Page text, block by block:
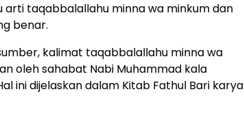
arti taqabbalallahu minna wa minkum dan
benar.
kalimat taqabbalallahu minna wa
oleh sahabat Nabi Muhammad kala
ini dijelaskan dalam Kitab Fathul Bari karya